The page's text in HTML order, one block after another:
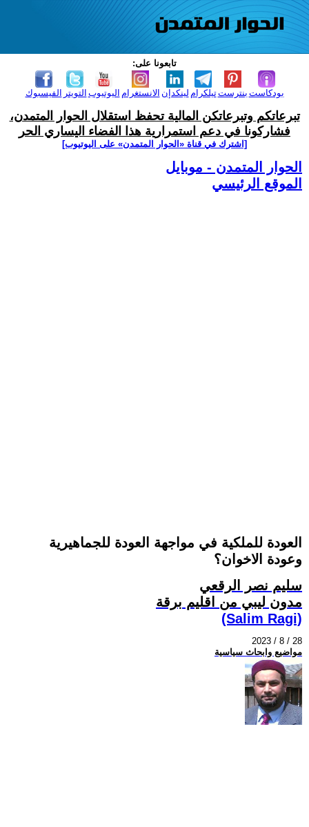
تابعونا على:
الفيسبوك التويتر اليوتيوب الانستغرام لينكدإن تيلكرامبنترست بودكاست
تبرعاتكم وتبرعاتكن المالية تحفظ استقلال الحوار المتمدن،
فشاركونا في دعم استمرارية هذا الفضاء اليساري الحر
[اشترك في قناة ‫«الحوار المتمدن» على اليوتيوب]
الحوار المتمدن - موبايل
الموقع الرئيسي
العودة للملكية في مواجهة العودة للجماهيرية
وعودة الاخوان؟
سليم نصر الرقعي
مدون ليبي من اقليم برقة
(Salim Ragi)
2023 / 8 / 28
مواضيع وابحاث سياسية